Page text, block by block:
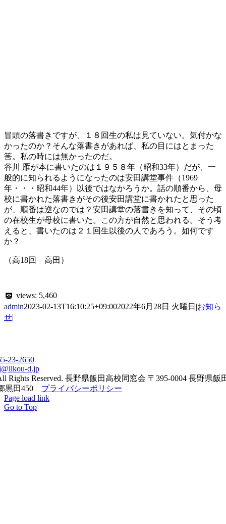
冒頭の落書きですが、１８回生の私は見ていない。気付かな
かったのか？そんな落書きがあれば、私の目にはとまった
筈。私の時には無かったのだ。
谷川 雁が本に書いたのは１９５８年（昭和33年）だが、一
般的に知られるようになったのは安田講堂事件（1969
年・・・昭和44年）以後ではなかろうか。話の順番から、母
校に書かれた落書きがその後安田講堂に書かれたと思った
が、順番は逆なのでは？安田講堂の落書きを知って、その頃
の在校生が母校に書いた。この方が自然と思われる。そう考
えると、書いたのは２１回生以後の人であろう。如何です
か？
（高18回 高田）
views: 5,460
admin2023-02-13T16:10:25+09:002022年6月28日 火曜日 |お知ら
せ|
23-2650
d.jp
Rights Reserved. 長野県飯田高校同窓会 〒395-0004 長野県飯
黒田450 プライバシーポリシー
Page load link
Go to Top